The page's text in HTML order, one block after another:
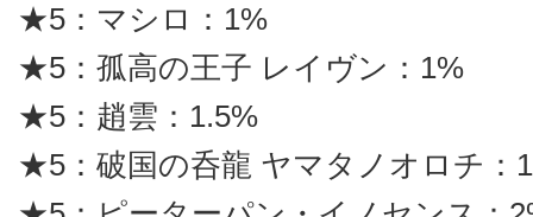
★5：マシロ：1%
★5：孤高の王子 レイヴン：1%
★5：趙雲：1.5%
★5：破国の呑龍 ヤマタノオロチ：